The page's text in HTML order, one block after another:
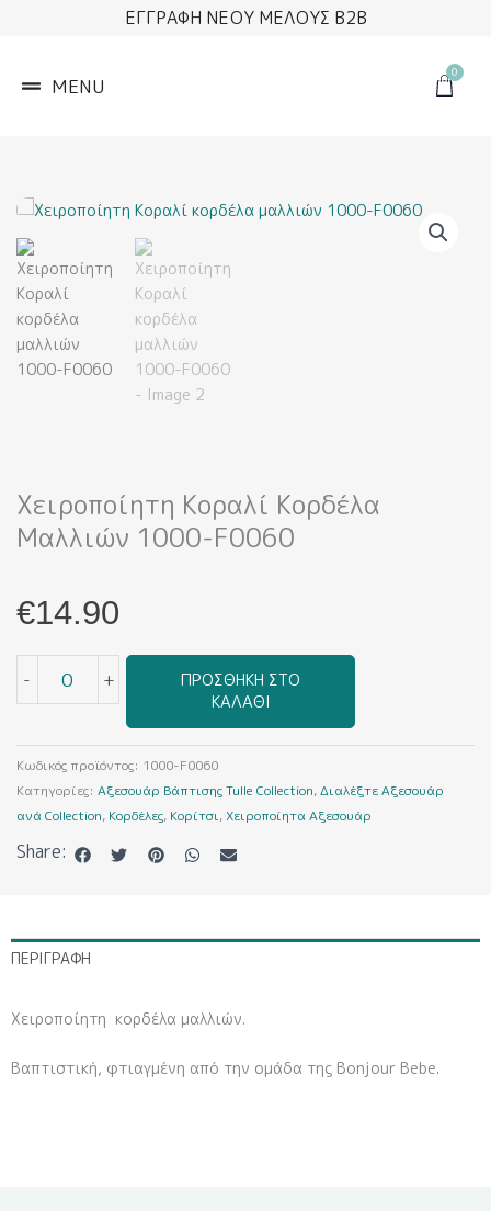
ΕΓΓΡΑΦΗ ΝΕΟΥ ΜΕΛΟΥΣ B2B
MENU
0
Cart
Χειροποίητη Κοραλί Κορδέλα
Μαλλιών 1000-F0060
€14.90
-
Κοραλί
μαλλιών
1000-
F0060
ποσότητα
+
ΠΡΟΣΘΉΚΗ ΣΤΟ
ΚΑΛΆΘΙ
Κωδικός προϊόντος: 1000-F0060
Κατηγορίες: Αξεσουάρ Βάπτισης Tulle Collection,Διαλέξτε Αξεσουάρ
ανά Collection, Κορδέλες, Κορίτσι,Χειροποίητα Αξεσουάρ
Share:
ΠΕΡΙΓΡΑΦΉ
Χειροποίητη κορδέλα μαλλιών.
Βαπτιστική, φτιαγμένη από την ομάδα της Bonjour Bebe.